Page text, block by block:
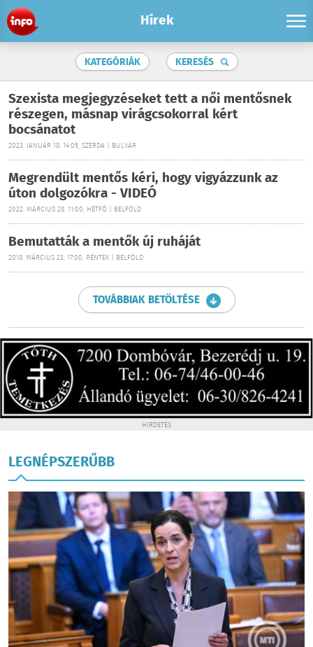
Hírek
KATEGÓRIÁK KERESÉS
Szexista megjegyzéseket tett a női mentősnek
részegen, másnap virágcsokorral kért
bocsánatot
2023. JANUÁR 18. 14:05, SZERDA | BULVÁR
Megrendült mentős kéri, hogy vigyázzunk az
úton dolgozókra - VIDEÓ
2022. MÁRCIUS 28. 11:00, HÉTFŐ | BELFÖLD
Bemutatták a mentők új ruháját
2018. MÁRCIUS 23. 17:00, PÉNTEK | BELFÖLD
TOVÁBBIAK BETÖLTÉSE
HIRDETÉS
LEGNÉPSZERŰBB